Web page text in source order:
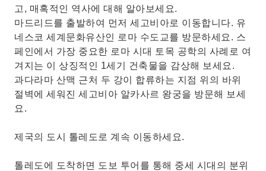
고, 매혹적인 역사에 대해 알아보세요.
마드리드를 출발하여 먼저 세고비아로 이동합니다. 유
네스코 세계문화유산인 로마 수도교를 방문하세요. 스
페인에서 가장 중요한 로마 시대 토목 공학의 사례로 여
겨지는 이 상징적인 1세기 건축물을 감상해 보세요.
과다라마 산맥 근처 두 강이 합류하는 지점 위의 바위
절벽에 세워진 세고비아 알카사르 왕궁을 방문해 보세
요.
제국의 도시 톨레도로 계속 이동하세요.
톨레도에 도착하면 도보 투어를 통해 중세 시대의 분위